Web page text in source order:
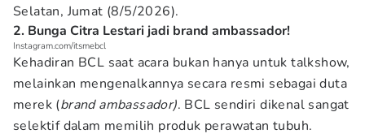
Selatan, Jumat (8/5/2026).
2. Bunga Citra Lestari jadi brand ambassador!
Instagram.com/itsmebcl
Kehadiran BCL saat acara bukan hanya untuk talkshow,
melainkan mengenalkannya secara resmi sebagai duta
merek (brand ambassador). BCL sendiri dikenal sangat
selektif dalam memilih produk perawatan tubuh.